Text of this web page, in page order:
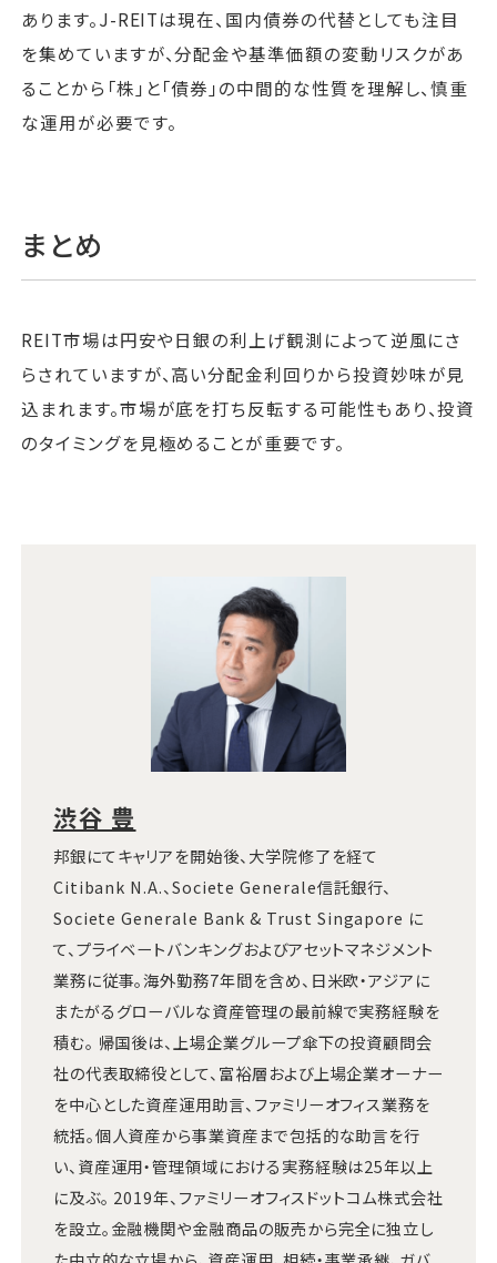
あります。J-REITは現在、国内債券の代替としても注目
を集めていますが、分配金や基準価額の変動リスクがあ
ることから「株」と「債券」の中間的な性質を理解し、慎重
な運用が必要です。
まとめ
REIT市場は円安や日銀の利上げ観測によって逆風にさ
らされていますが、高い分配金利回りから投資妙味が見
込まれます。市場が底を打ち反転する可能性もあり、投資
のタイミングを見極めることが重要です。
渋谷 豊
邦銀にてキャリアを開始後、大学院修了を経て
Citibank N.A.、Societe Generale信託銀行、
Societe Generale Bank & Trust Singapore に
て、プライベートバンキングおよびアセットマネジメント
業務に従事。海外勤務7年間を含め、日米欧・アジアに
またがるグローバルな資産管理の最前線で実務経験を
積む。 帰国後は、上場企業グループ傘下の投資顧問会
社の代表取締役として、富裕層および上場企業オーナー
を中心とした資産運用助言、ファミリーオフィス業務を
統括。個人資産から事業資産まで包括的な助言を行
い、資産運用・管理領域における実務経験は25年以上
に及ぶ。 2019年、ファミリーオフィスドットコム株式会社
を設立。金融機関や金融商品の販売から完全に独立し